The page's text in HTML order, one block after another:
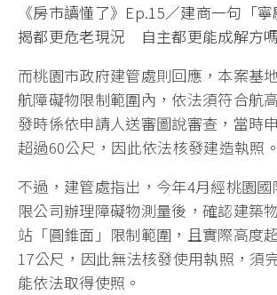
《房市讀懂了》Ep.15／建商一句「寧
揭都更危老現況 自主都更能成解方
而桃園市政府建管處則回應，本案基
航障礙物限制範圍內，依法須符合航
發時係依申請人送審圖說審查，當時
超過60公尺，因此依法核發建造執照。
不過，建管處指出，今年4月經桃園
限公司辦理障礙物測量後，確認建築
站「圓錐面」限制範圍，且實際高度
17公尺，因此無法核發使用執照，須
能依法取得使照。